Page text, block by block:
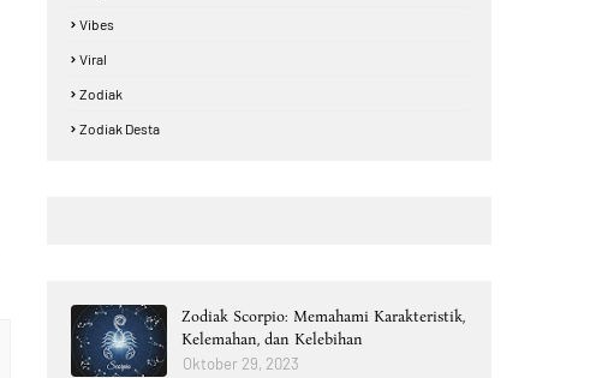
Vibes
Viral
Zodiak
Zodiak Desta
Zodiak Scorpio: Memahami Karakteristik,
Kelemahan, dan Kelebihan
Oktober 29, 2023